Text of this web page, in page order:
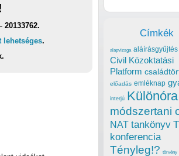
20133762.
lehetséges.
Címkék
alapvizsga aláírásgyűjtés
Civil Közoktatási
Platform
előadás emléknap
interjú Különóra
módszertani
NAT tankönyv
konferencia
Tényleg!? törvény